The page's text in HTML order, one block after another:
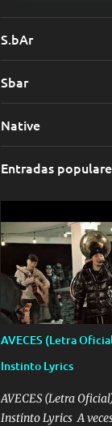
S.bAr
Sbar
Native
Entradas
AVECES (Letra
Instinto Lyrics
AVECES (Letra
Instinto Lyrics A